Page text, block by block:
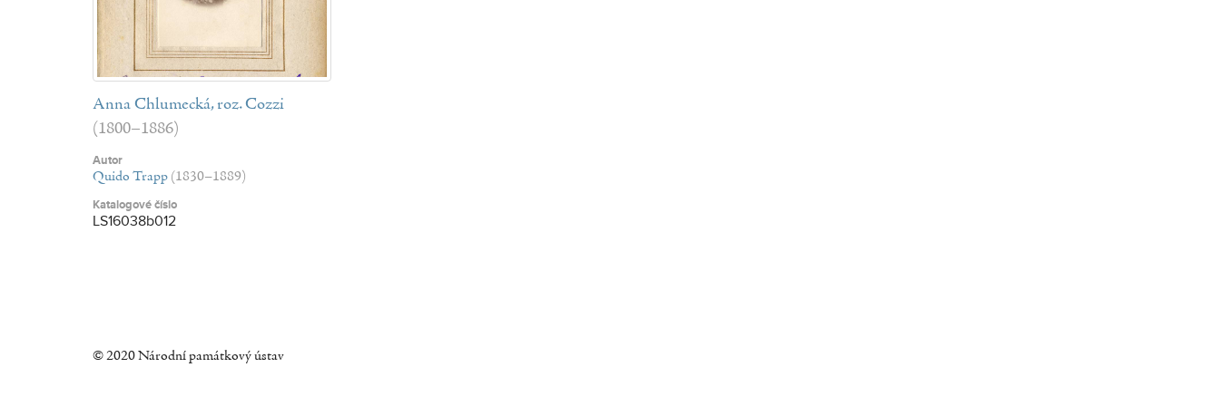
Anna Chlumecká, roz. Cozzi
(1800–1886)
Autor
Quido Trapp (1830–1889)
Katalogové číslo
LS16038b012
© 2020 Národní památkový ústav